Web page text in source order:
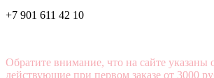
+7 901 611 42 10
Обратите внимание, что на сайте указаны
действующие при первом заказе от 3000